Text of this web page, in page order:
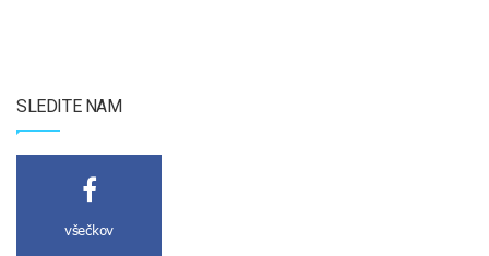
SLEDITE NAM
všečkov